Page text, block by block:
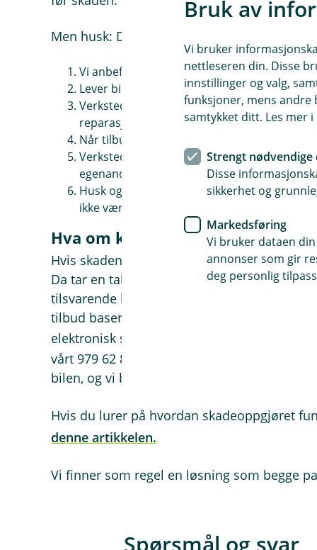
Men husk: Det er en rekkefølge som må
Vi anbefaler at du bruker våre
Lever bilen til verkstedet og gi dem
Verkstedet sender et tilbud til oss, og vi
reparasjonen.
Når tilbudet er godkjent, kan du la
Verkstedet sender oss fakturaen, og vi
egenandelen og eventuelle andre
Husk også å betale merverdiavgift hvis
ikke være med i fakturaen, så den betaler du
Hva om kjøretøyet ikke kan
Hvis skaden er større enn hva bilen er
Da tar en takstperson fra Fremtind
tilsvarende bil er verdt på markedet. Etter
tilbud basert på denne vurderingen. Hvis
elektronisk salgsmelding via
vegvesenets
vårt 979 62 8684 og telefonnummer 497 04
bilen, og vi betaler deg det vi har blitt enige
Hvis du lurer på hvordan skadeoppgjøret
denne artikkelen.
Vi finner som regel en løsning som begge
Spørsmål og svar
Bruk av
Vi bruker
nettleseren din. Disse
innstillinger og valg,
funksjoner, mens andre
samtykket ditt. Les mer
Strengt nødvendige
Disse
sikkerhet og
Markedsføring
Vi bruker dataen
annonser som gir
deg personlig